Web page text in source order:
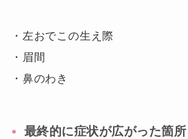
・左おでこの生え際
・眉間
・鼻のわき
最終的に症状が広がった箇所